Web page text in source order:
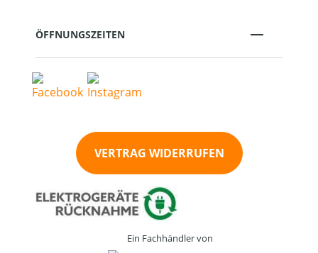
ÖFFNUNGSZEITEN
VERTRAG WIDERRUFEN
Ein Fachhändler von